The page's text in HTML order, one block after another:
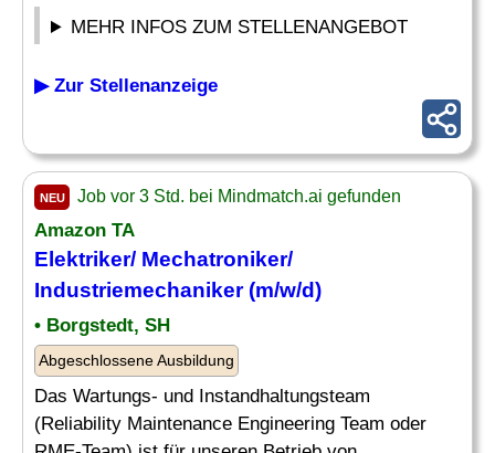
MEHR INFOS ZUM STELLENANGEBOT
▶ Zur Stellenanzeige
NEU Job vor 3 Std. bei Mindmatch.ai gefunden
Amazon TA
Elektriker/ Mechatroniker/
Industriemechaniker (m/w/d)
• Borgstedt, SH
Abgeschlossene Ausbildung
Das Wartungs- und Instandhaltungsteam
(Reliability Maintenance Engineering Team oder